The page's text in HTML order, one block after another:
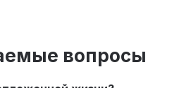
вопросы